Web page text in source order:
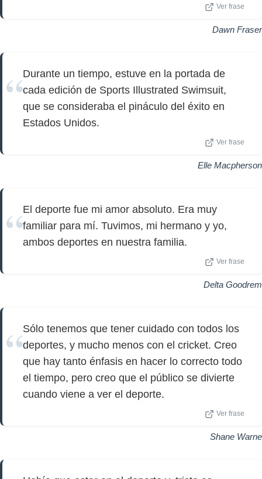
Ver frase
Dawn Fraser
Durante un tiempo, estuve en la portada de
cada edición de Sports Illustrated Swimsuit,
que se consideraba el pináculo del éxito en
Estados Unidos.
Ver frase
Elle Macpherson
El deporte fue mi amor absoluto. Era muy
familiar para mí. Tuvimos, mi hermano y yo,
ambos deportes en nuestra familia.
Ver frase
Delta Goodrem
Sólo tenemos que tener cuidado con todos los
deportes, y mucho menos con el cricket. Creo
que hay tanto énfasis en hacer lo correcto todo
el tiempo, pero creo que el público se divierte
cuando viene a ver el deporte.
Ver frase
Shane Warne